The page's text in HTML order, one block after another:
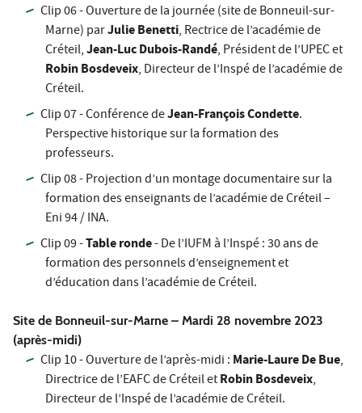
Clip 06 - Ouverture de la journée (site de Bonneuil-sur-
Marne) parJulie Benetti, Rectrice de l’académie de
Créteil,Jean-Luc Dubois-Randé, Président de l’UPEC et
Robin Bosdeveix, Directeur de l’Inspé de l’académie de
Créteil.
Clip 07 - Conférence deJean-François Condette.
Perspective historique sur la formation des
professeurs.
Clip 08 - Projection d’un montage documentaire sur la
formation des enseignants de l’académie de Créteil –
Eni 94 / INA.
Clip 09 -Table ronde- De l’IUFM à l’Inspé : 30 ans de
formation des personnels d’enseignement et
d’éducation dans l’académie de Créteil.
Site de Bonneuil-sur-Marne – Mardi 28 novembre 2023
(après-midi)
Clip 10 - Ouverture de l’après-midi : Marie-Laure De Bue,
Directrice de l’EAFC de Créteil etRobin Bosdeveix,
Directeur de l’Inspé de l’académie de Créteil.